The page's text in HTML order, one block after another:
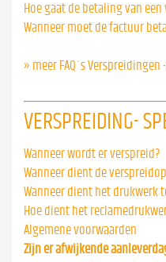
Hoe gaat de betaling van
Wanneer moet de factuur
» meer FAQ´s Verspreidingen
VERSPREIDING-
Wanneer wordt er verspreid?
Wanneer dient de
Wanneer dient het drukwerk
Hoe dient het
Algemene voorwaarden
Zijn er afwijkende